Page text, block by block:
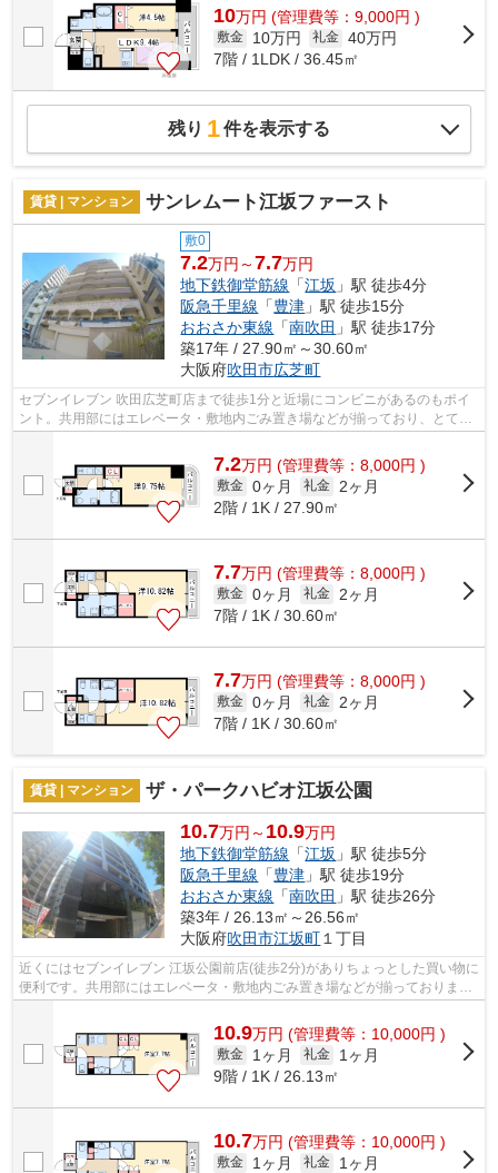
10万円 (管理費等：9,000円 )
敷金 10万円 礼金 40万円
7階 / 1LDK / 36.45㎡
残り 1件を表示する
賃貸 | マンション サンレムート江坂ファースト
敷0
7.2万円～7.7万円
地下鉄御堂筋線 「江坂 」駅 徒歩4分
阪急千里線 「豊津 」駅 徒歩15分
おおさか東線 「南吹田 」駅 徒歩17分
築17年 / 27.90㎡～30.60㎡
大阪府吹田市広芝町
セブンイレブン 吹田広芝町店まで徒歩1分と近場にコンビニがあるのもポイ
ント。共用部にはエレベータ・敷地内ごみ置き場などが揃っており、とても
7.2万円 (管理費等：8,000円 )
敷金 0ヶ月 礼金
2ヶ月
2階 / 1K / 27.90㎡
7.7万円 (管理費等：8,000円 )
敷金 0ヶ月 礼金
2ヶ月
7階 / 1K / 30.60㎡
7.7万円 (管理費等：8,000円 )
敷金 0ヶ月 礼金
2ヶ月
7階 / 1K / 30.60㎡
賃貸 | マンション ザ・パークハビオ江坂公園
10.7万円～ 10.9万円
地下鉄御堂筋線 「江坂 」駅 徒歩5分
阪急千里線 「豊津 」駅 徒歩19分
おおさか東線 「南吹田 」駅 徒歩26分
築3年 / 26.13㎡～26.56㎡
大阪府吹田市江坂町 １丁目
近くにはセブンイレブン 江坂公園前店(徒歩2分)がありちょっとした買い物に
便利です。共用部にはエレベータ・敷地内ごみ置き場などが揃っておりま
10.9万円 (管理費等：10,000円 )
敷金 1ヶ月 礼金
1ヶ月
9階 / 1K / 26.13㎡
10.7万円 (管理費等：10,000円 )
敷金 1ヶ月 礼金
1ヶ月